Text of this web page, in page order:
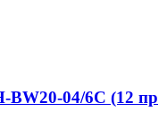
04/6C (12 пр